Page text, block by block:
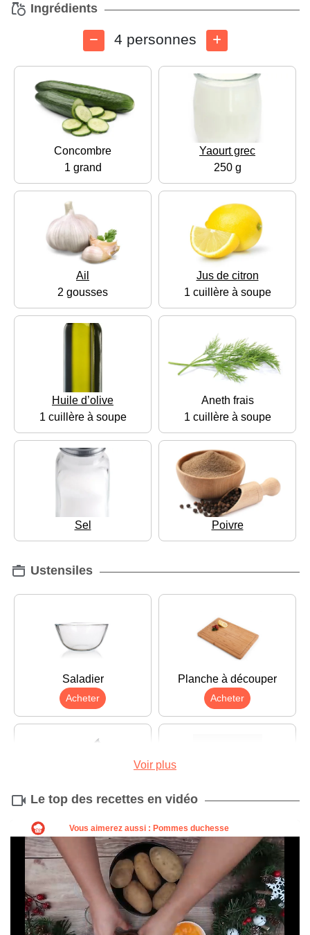
Ingrédients
4 personnes
Concombre
1 grand
Yaourt grec
250 g
Ail
2 gousses
Jus de citron
1 cuillère à soupe
Huile d’olive
1 cuillère à soupe
Aneth frais
1 cuillère à soupe
Sel Poivre
Ustensiles
Saladier
Acheter
Planche à découper
Acheter
Couteau
Acheter Acheter
Râpe
Acheter
Voir plus
Le top des recettes en vidéo